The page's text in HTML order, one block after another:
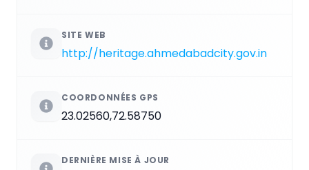
SITE WEB
http://heritage.ahmedabadcity.gov.in
COORDONNÉES GPS
23.02560,72.58750
DERNIÈRE MISE À JOUR